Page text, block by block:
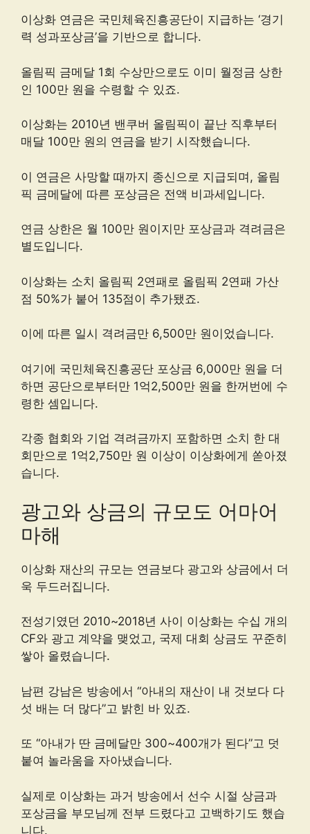
이상화 연금은 국민체육진흥공단이 지급하는 ‘경기
력 성과포상금’을 기반으로 합니다.
올림픽 금메달 1회 수상만으로도 이미 월정금 상한
인 100만 원을 수령할 수 있죠.
이상화는 2010년 밴쿠버 올림픽이 끝난 직후부터
매달 100만 원의 연금을 받기 시작했습니다.
이 연금은 사망할 때까지 종신으로 지급되며, 올림
픽 금메달에 따른 포상금은 전액 비과세입니다.
연금 상한은 월 100만 원이지만 포상금과 격려금은
별도입니다.
이상화는 소치 올림픽 2연패로 올림픽 2연패 가산
점 50%가 붙어 135점이 추가됐죠.
이에 따른 일시 격려금만 6,500만 원이었습니다.
여기에 국민체육진흥공단 포상금 6,000만 원을 더
하면 공단으로부터만 1억2,500만 원을 한꺼번에 수
령한 셈입니다.
각종 협회와 기업 격려금까지 포함하면 소치 한 대
회만으로 1억2,750만 원 이상이 이상화에게 쏟아졌
습니다.
광고와 상금의 규모도 어마어
마해
이상화 재산의 규모는 연금보다 광고와 상금에서 더
욱 두드러집니다.
전성기였던 2010~2018년 사이 이상화는 수십 개의
CF와 광고 계약을 맺었고, 국제 대회 상금도 꾸준히
쌓아 올렸습니다.
남편 강남은 방송에서 “아내의 재산이 내 것보다 다
섯 배는 더 많다”고 밝힌 바 있죠.
또 “아내가 딴 금메달만 300~400개가 된다”고 덧
붙여 놀라움을 자아냈습니다.
실제로 이상화는 과거 방송에서 선수 시절 상금과
포상금을 부모님께 전부 드렸다고 고백하기도 했습
니다.